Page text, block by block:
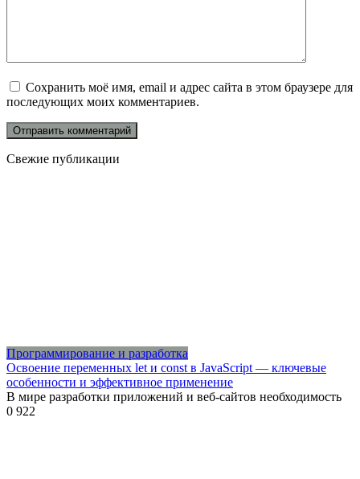
Сохранить моё имя, email и адрес сайта в этом браузере для
последующих моих комментариев.
Свежие публикации
Программирование и разработка
Освоение переменных let и const в JavaScript — ключевые
особенности и эффективное применение
В мире разработки приложений и веб-сайтов необходимость
0 922